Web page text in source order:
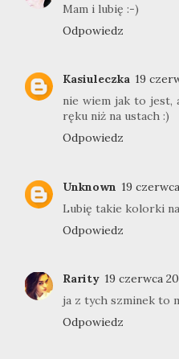
Mam i lubię :-)
Odpowiedz
Kasiuleczka 19
nie wiem jak to jest,
ręku niż na ustach :)
Odpowiedz
Unknown 19
Lubię takie kolorki
Odpowiedz
Rarity 19 czerwca
ja z tych szminek to
Odpowiedz